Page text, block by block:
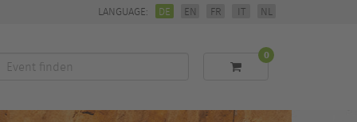
LANGUAGE: DE EN FR IT NL
0